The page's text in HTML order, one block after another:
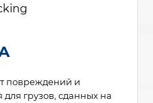
повреждений и
для грузов, сданных на